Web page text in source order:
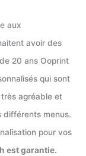
aux
avoir des
20 ans Ooprint
qui sont
agréable et
différents menus.
pour vos
est garantie.